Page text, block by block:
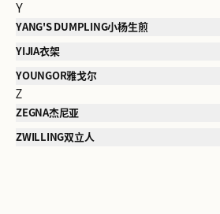
Y
YANG'S DUMPLING小杨生煎
YIJIA衣架
YOUNGOR雅戈尔
Z
ZEGNA杰尼亚
ZWILLING双立人